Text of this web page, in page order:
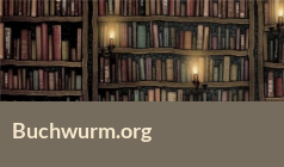
Zum
Inhalt
springen
Buchwurm.org